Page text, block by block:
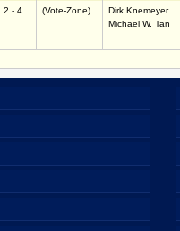
2 - 4 (Vote-Zone)
Dirk Knemeyer
Michael W. Tan